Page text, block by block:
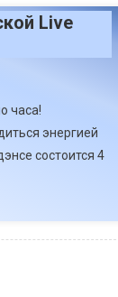
Live
часа!
энергией
состоится 4